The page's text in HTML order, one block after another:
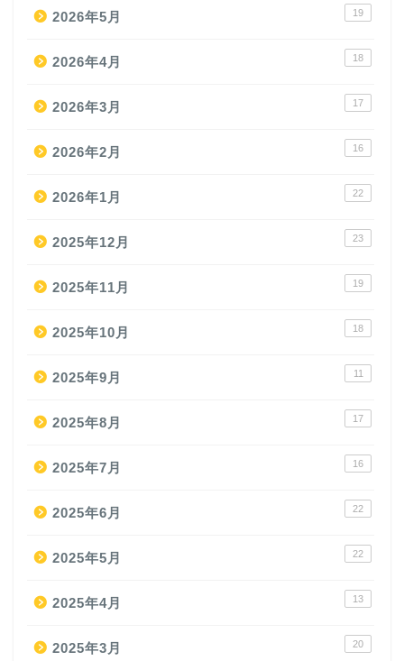
2026年5月 19
2026年4月 18
2026年3月 17
2026年2月 16
2026年1月 22
2025年12月 23
2025年11月 19
2025年10月 18
2025年9月 11
2025年8月 17
2025年7月 16
2025年6月 22
2025年5月 22
2025年4月 13
2025年3月 20